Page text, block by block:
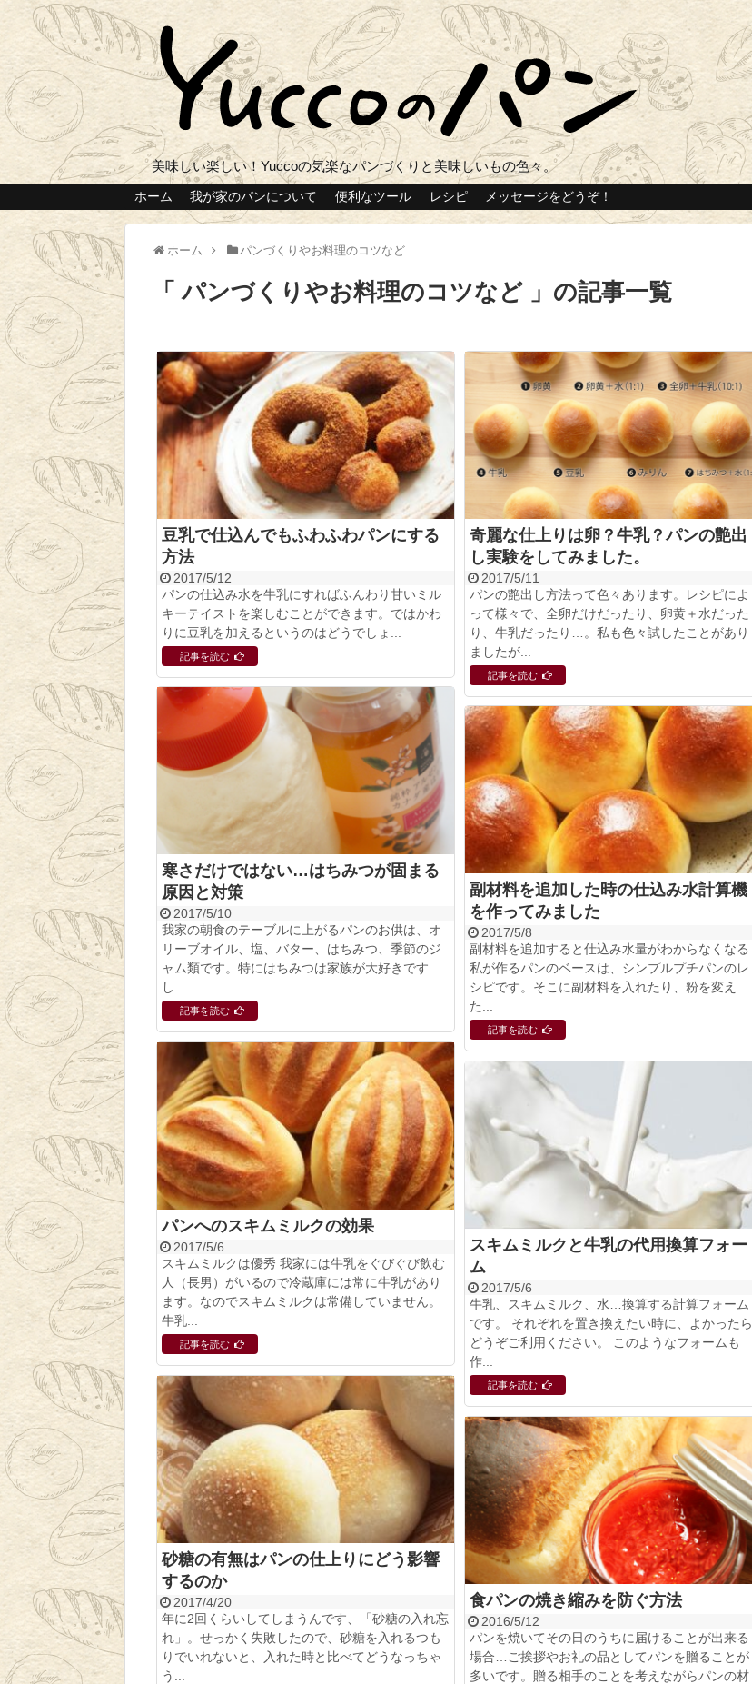
美味しい楽しい！Yuccoの気楽なパンづくりと美味しいもの色々。
ホーム 我が家のパンについて 便利なツール レシピ メッセージをどうぞ！
ホーム パンづくりやお料理のコツなど
パンづくりやお料理のコツなど の記事一覧
豆乳で仕込んでもふわふわパンにする
方法
2017/5/12
パンの仕込み水を牛乳にすればふんわり甘いミル
キーテイストを楽しむことができます。ではかわ
りに豆乳を加えるというのはどうでしょ...
記事を読む
奇麗な仕上りは卵？牛乳？パンの艶出
し実験をしてみました。
2017/5/11
パンの艶出し方法って色々あります。レシピによ
って様々で、全卵だけだったり、卵黄＋水だった
り、牛乳だったり…。私も色々試したことがあり
ましたが...
記事を読む
寒さだけではない…はちみつが固まる
原因と対策
2017/5/10
我家の朝食のテーブルに上がるパンのお供は、オ
リーブオイル、塩、バター、はちみつ、季節のジ
ャム類です。特にはちみつは家族が大好きです
し...
記事を読む
副材料を追加した時の仕込み水計算機
を作ってみました
2017/5/8
副材料を追加すると仕込み水量がわからなくなる
私が作るパンのベースは、シンプルプチパンのレ
シピです。そこに副材料を入れたり、粉を変え
た...
記事を読む
パンへのスキムミルクの効果
2017/5/6
スキムミルクは優秀 我家には牛乳をぐびぐび飲む
人（長男）がいるので冷蔵庫には常に牛乳があり
ます。なのでスキムミルクは常備していません。
牛乳...
記事を読む
スキムミルクと牛乳の代用換算フォー
ム
2017/5/6
牛乳、スキムミルク、水…換算する計算フォーム
です。 それぞれを置き換えたい時に、よかったら
どうぞご利用ください。 このようなフォームも
作...
記事を読む
砂糖の有無はパンの仕上りにどう影響
するのか
2017/4/20
年に2回くらいしてしまうんです、「砂糖の入れ忘
れ」。せっかく失敗したので、砂糖を入れるつも
りでいれないと、入れた時と比べてどうなっちゃ
う...
食パンの焼き縮みを防ぐ方法
2016/5/12
パンを焼いてその日のうちに届けることが出来る
場合…ご挨拶やお礼の品としてパンを贈ることが
多いです。贈る相手のことを考えながらパンの材